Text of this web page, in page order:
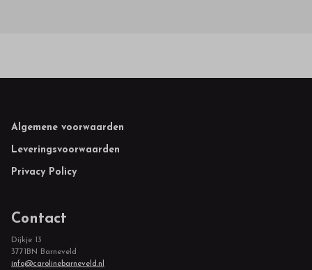
Footer
Algemene voorwaarden
Leveringsvoorwaarden
Privacy Policy
Contact
Dijkje 13
3771BN Barneveld
info@carolinebarneveld.nl